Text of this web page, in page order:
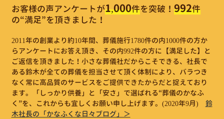
お客様の声アンケートが1,000件を突破！ 992件
の“満足”を頂きました！
2011年の創業より約10年間、葬儀施行1780件の内1000件の方か
らアンケートにお答え頂き、その内992件の方に【満足した】と
ご返信を頂きました！小さな葬儀社だからこそできる、社長で
ある鈴木が全ての葬儀を担当させて頂く体制により、バラつき
なく常に高品質のサービスをご提供できたからだと捉えており
ます。「しっかり供養」と「安さ」で選ばれる“葬儀のかなふ
く”を、これからも宜しくお願い申し上げます。 (2020年9月)
鈴
木社長の「かなふくな日々ブログ」＞